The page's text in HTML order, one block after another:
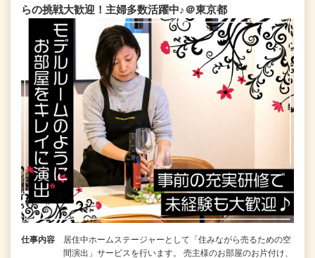
らの挑戦大歓迎！主婦多数活躍中♪＠東京都
仕事内容
居住中ホームステージャーとして「住みながら売るための空
間演出」サービスを行います。 売主様のお部屋のお片付け、